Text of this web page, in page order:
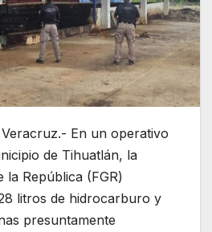
En un operativo
de Tihuatlán, la
la República (FGR)
litros de hidrocarburo y
presuntamente